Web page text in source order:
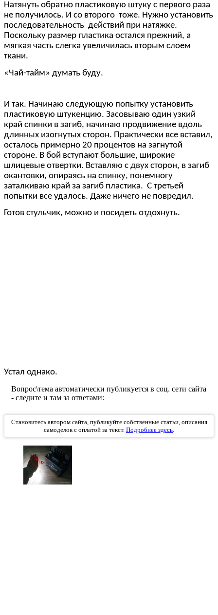
Натянуть обратно пластиковую штуку с первого раза
не получилось. И со второго тоже. Нужно установить
последовательность действий при натяжке.
Поскольку размер пластика остался прежний, а
мягкая часть слегка увеличилась вторым слоем
ткани.
«Чай-тайм» думать буду.
И так. Начинаю следующую попытку установить
пластиковую штукенцию. Засовываю один узкий
край спинки в загиб, начинаю продвижение вдоль
длинных изогнутых сторон. Практически все вставил,
осталось примерно 20 процентов на загнутой
стороне. В бой вступают большие, широкие
шлицевые отвертки. Вставляю с двух сторон, в загиб
окантовки, опираясь на спинку, понемногу
заталкиваю край за загиб пластика. С третьей
попытки все удалось. Даже ничего не повредил.
Готов стульчик, можно и посидеть отдохнуть.
Устал однако.
Вопрос\тема автоматически публикуется в соц. сети сайта
- следите и там за ответами:
Становитесь автором сайта, публикуйте собственные статьи, описания
самоделок с оплатой за текст. Подробнее здесь.